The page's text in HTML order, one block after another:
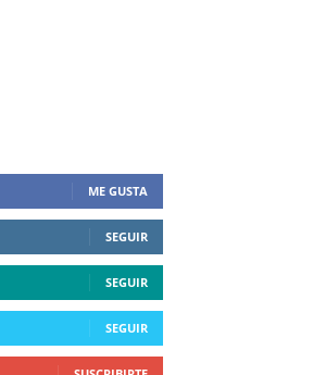
ME GUSTA
SEGUIR
SEGUIR
SEGUIR